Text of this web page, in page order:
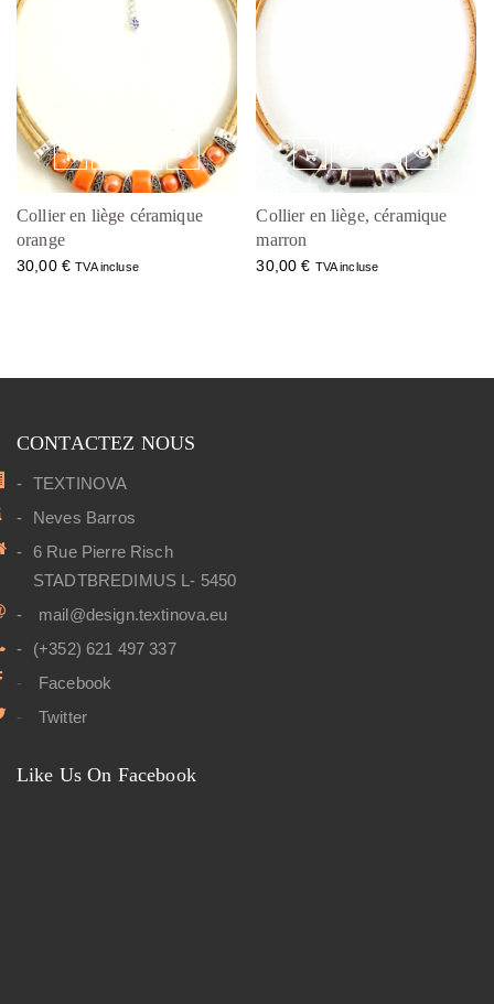
Collier en liège céramique
orange
30,00 € TVA incluse
Collier en liège, céramique
marron
30,00€ TVA incluse
CONTACTEZ NOUS
TEXTINOVA
Neves Barros
6 Rue Pierre Risch
STADTBREDIMUS L- 5450
mail@design.textinova.eu
(+352) 621 497 337
Facebook
Twitter
Like Us On Facebook